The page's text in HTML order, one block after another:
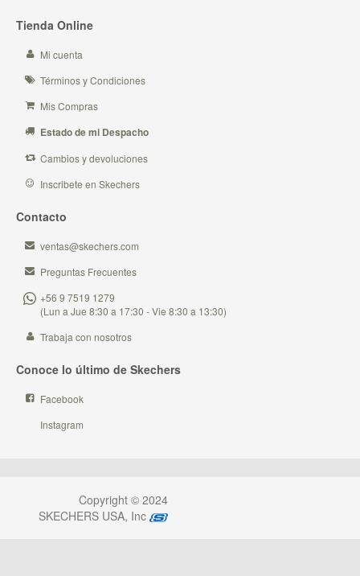
Tienda Online
Mi cuenta
Términos y Condiciones
Mis Compras
Estado de mi Despacho
Cambios y devoluciones
Inscribete en Skechers
Contacto
ventas@skechers.com
Preguntas Frecuentes
+56 9 7519 1279
(Lun a Jue 8:30 a 17:30 - Vie 8:30 a 13:30)
Trabaja con nosotros
Conoce lo último de Skechers
Facebook
Instagram
Copyright © 2024
SKECHERS USA, Inc